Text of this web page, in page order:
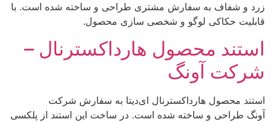
زرد و شفاف به سفارش مشتری طراحی و ساخته شده است. با
قابلیت حکاکی لوگو و شخصی سازی محصول.
استند محصول هارد‌اکسترنال –
شرکت آونگ
استند محصول هارد‌اکسترنال ای‌دیتا به سفارش شرکت
آونگ طراحی و ساخته شده است. در ساخت این استند از پلکسی